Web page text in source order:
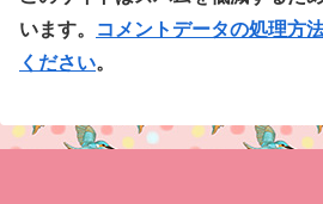
います。
コメントデータの処理方
ください。